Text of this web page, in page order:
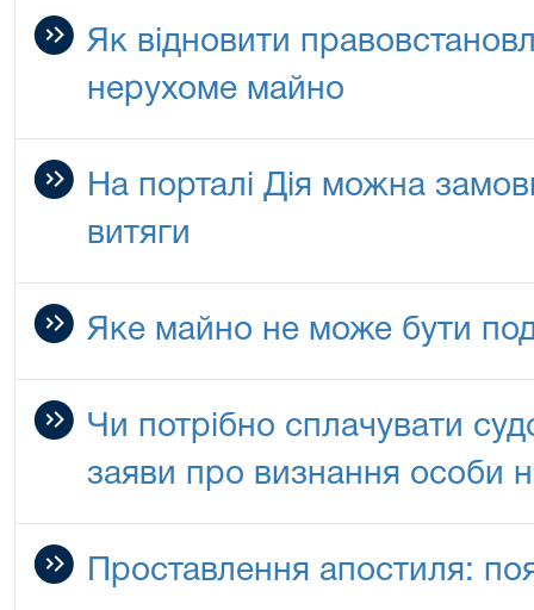
Як відновити
нерухоме майно
На порталі Дія можна
витяги
Яке майно не може бути
Чи потрібно сплачувати
заяви про визнання особи
Проставлення апостиля: